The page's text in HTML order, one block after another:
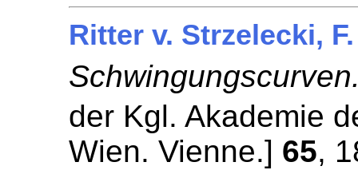
Ritter v. Strzelecki, F.
der Kgl. Akademie
Wien. Vienne.] 65,